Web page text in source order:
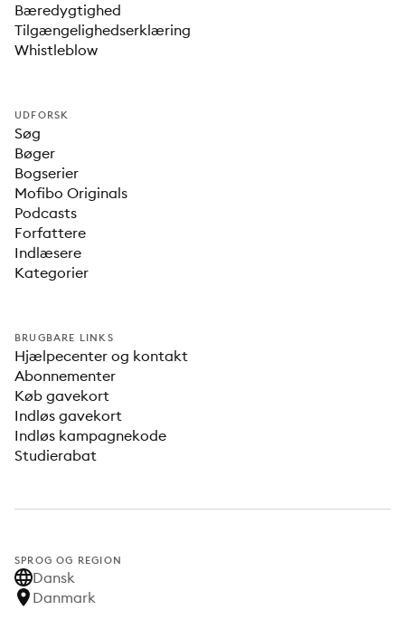
Bæredygtighed
Tilgængelighedserklæring
Whistleblow
UDFORSK
Søg
Bøger
Bogserier
Mofibo Originals
Podcasts
Forfattere
Indlæsere
Kategorier
BRUGBARE LINKS
Hjælpecenter og kontakt
Abonnementer
Køb gavekort
Indløs gavekort
Indløs kampagnekode
Studierabat
SPROG OG REGION
Dansk
Danmark